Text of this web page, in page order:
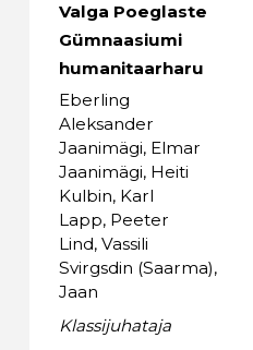
Valga Poeglaste
Gümnaasiumi
humanitaarharu
Eberling
Aleksander
Jaanimägi, Elmar
Jaanimägi, Heiti
Kulbin, Karl
Lapp, Peeter
Lind, Vassili
Svirgsdin (Saarma),
Jaan
Klassijuhataja